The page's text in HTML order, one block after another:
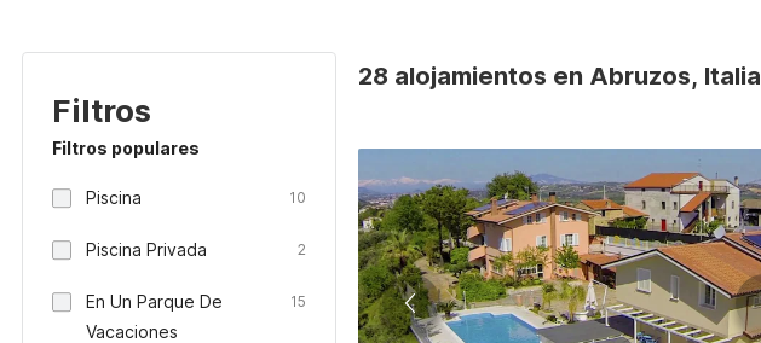
Filtros
Filtros populares
Piscina 10
Piscina Privada 2
En Un Parque De
Vacaciones
15
28 alojamientos en Abruzos, Italia